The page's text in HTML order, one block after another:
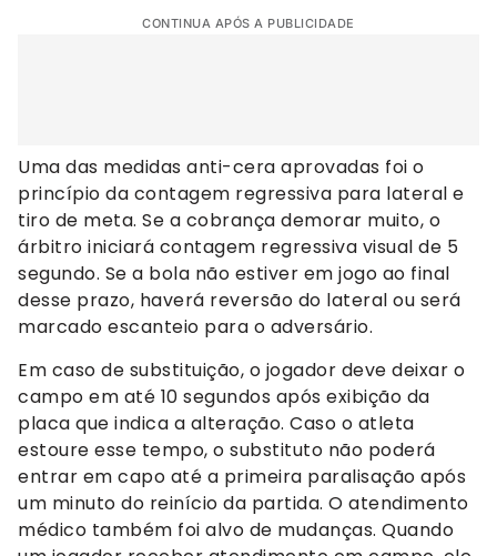
CONTINUA APÓS A PUBLICIDADE
Uma das medidas anti-cera aprovadas foi o
princípio da contagem regressiva para lateral e
tiro de meta. Se a cobrança demorar muito, o
árbitro iniciará contagem regressiva visual de 5
segundo. Se a bola não estiver em jogo ao final
desse prazo, haverá reversão do lateral ou será
marcado escanteio para o adversário.
Em caso de substituição, o jogador deve deixar o
campo em até 10 segundos após exibição da
placa que indica a alteração. Caso o atleta
estoure esse tempo, o substituto não poderá
entrar em capo até a primeira paralisação após
um minuto do reinício da partida. O atendimento
médico também foi alvo de mudanças. Quando